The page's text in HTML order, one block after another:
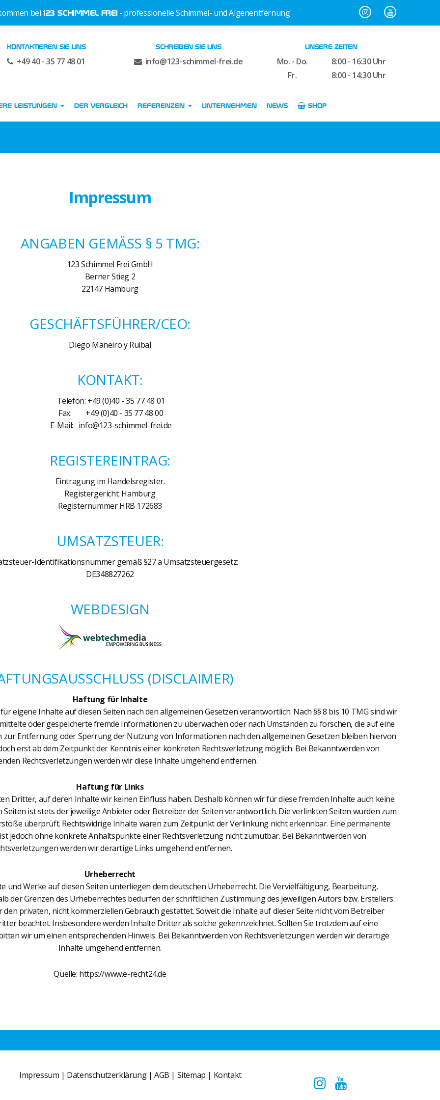
bei 123 SCHIMMEL FREI - professionelle Schimmel- und Algenentfernung
KONTAKTIEREN SIE UNS
+49 40 - 35 77 48 01
SCHREIBEN SIE UNS
info@123-schimmel-frei.de
UNSERE ZEITEN
Mo. - Do.
Fr.
8:00 - 16:30 Uhr
8:00 - 14:30 Uhr
LEISTUNGEN DER VERGLEICH REFERENZEN UNTERNEHMEN NEWS SHOP
Impressum
ANGABEN GEMÄSS § 5 TMG:
123 Schimmel Frei GmbH
Berner Stieg 2
22147 Hamburg
GESCHÄFTSFÜHRER/CEO:
Diego Maneiro y Ruibal
KONTAKT:
Telefon: +49 (0)40 - 35 77 48 01
Fax: +49 (0)40 - 35 77 48 00
E-Mail: info@123-schimmel-frei.de
REGISTEREINTRAG:
Eintragung im Handelsregister.
Registergericht: Hamburg
Registernummer HRB 172683
UMSATZSTEUER:
Identifikationsnummer gemäß §27 a Umsatzsteuergesetz:
DE348827262
WEBDESIGN
(DISCLAIMER)
Haftung für Inhalte
eigene Inhalte auf diesen Seiten nach den allgemeinen Gesetzen verantwortlich. Nach §§ 8 bis 10 TMG sind wir
oder gespeicherte fremde Informationen zu überwachen oder nach Umständen zu forschen, die auf eine
Entfernung oder Sperrung der Nutzung von Informationen nach den allgemeinen Gesetzen bleiben hiervon
erst ab dem Zeitpunkt der Kenntnis einer konkreten Rechtsverletzung möglich. Bei Bekanntwerden von
Rechtsverletzungen werden wir diese Inhalte umgehend entfernen.
Haftung für Links
Dritter, auf deren Inhalte wir keinen Einfluss haben. Deshalb können wir für diese fremden Inhalte auch keine
ist stets der jeweilige Anbieter oder Betreiber der Seiten verantwortlich. Die verlinkten Seiten wurden zum
überprüft. Rechtswidrige Inhalte waren zum Zeitpunkt der Verlinkung nicht erkennbar. Eine permanente
jedoch ohne konkrete Anhaltspunkte einer Rechtsverletzung nicht zumutbar. Bei Bekanntwerden von
werden wir derartige Links umgehend entfernen.
Urheberrecht
und Werke auf diesen Seiten unterliegen dem deutschen Urheberrecht. Die Vervielfältigung, Bearbeitung,
der Grenzen des Urheberrechtes bedürfen der schriftlichen Zustimmung des jeweiligen Autors bzw. Erstellers.
privaten, nicht kommerziellen Gebrauch gestattet. Soweit die Inhalte auf dieser Seite nicht vom Betreiber
beachtet. Insbesondere werden Inhalte Dritter als solche gekennzeichnet. Sollten Sie trotzdem auf eine
wir um einen entsprechenden Hinweis. Bei Bekanntwerden von Rechtsverletzungen werden wir derartige
Inhalte umgehend entfernen.
Quelle: https://www.e-recht24.de
Impressum | Datenschutzerklärung|AGB | Sitemap | Kontakt